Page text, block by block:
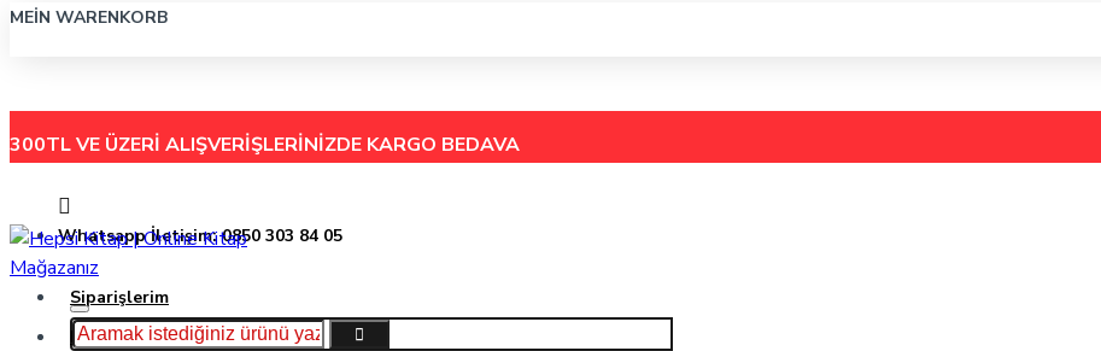
MEIN WARENKORB
300TL VE ÜZERİ ALIŞVERİŞLERİNİZDE KARGO BEDAVA
Whatsapp İletişim: 0850 303 84 05
Siparişlerim
Hakkımızda